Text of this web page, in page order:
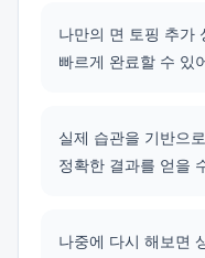
나만의 면 토핑 추가
빠르게 완료할 수 있
실제 습관을 기반으
정확한 결과를 얻을
나중에 다시 해보면